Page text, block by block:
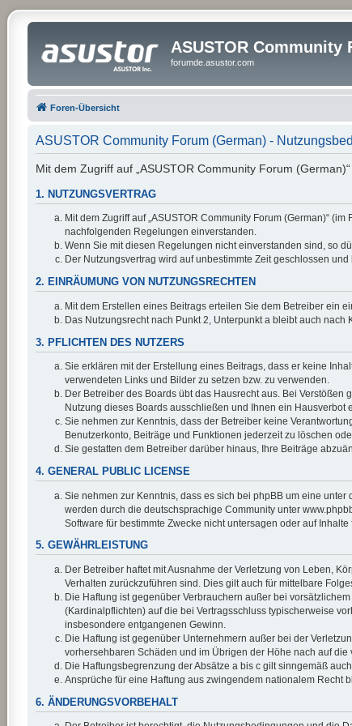
ASUSTOR Community
forumde.asustor.com
Foren-Übersicht
ASUSTOR Community Forum (German) -
Mit dem Zugriff auf „ASUSTOR Community Forum
1. NUTZUNGSVERTRAG
Mit dem Zugriff auf „ASUSTOR Community Forum (German)“
nachfolgenden Regelungen einverstanden.
Wenn Sie mit diesen Regelungen nicht einverstanden sind, so
Der Nutzungsvertrag wird auf unbestimmte Zeit geschlossen
2. EINRÄUMUNG VON NUTZUNGSRECHTEN
Mit dem Erstellen eines Beitrags erteilen Sie dem Betreiber ein
Das Nutzungsrecht nach Punkt 2, Unterpunkt a bleibt auch
3. PFLICHTEN DES NUTZERS
Sie erklären mit der Erstellung eines Beitrags, dass er keine
verwendeten Links und Bilder zu setzen bzw. zu verwenden.
Der Betreiber des Boards übt das Hausrecht aus. Bei
Nutzung dieses Boards ausschließen und Ihnen ein Hausverbot
Sie nehmen zur Kenntnis, dass der Betreiber keine
Benutzerkonto, Beiträge und Funktionen jederzeit zu löschen
Sie gestatten dem Betreiber darüber hinaus, Ihre Beiträge
4. GENERAL PUBLIC LICENSE
Sie nehmen zur Kenntnis, dass es sich bei phpBB um eine unter
werden durch die deutschsprachige Community unter
Software für bestimmte Zwecke nicht untersagen oder auf Inhalte
5. GEWÄHRLEISTUNG
Der Betreiber haftet mit Ausnahme der Verletzung von Leben,
Verhalten zurückzuführen sind. Dies gilt auch für mittelbare
Die Haftung ist gegenüber Verbrauchern außer bei
(Kardinalpflichten) auf die bei Vertragsschluss typischerweise
insbesondere entgangenen Gewinn.
Die Haftung ist gegenüber Unternehmern außer bei der
vorhersehbaren Schäden und im Übrigen der Höhe nach auf
Die Haftungsbegrenzung der Absätze a bis c gilt sinngemäß
Ansprüche für eine Haftung aus zwingendem nationalem Recht
6. ÄNDERUNGSVORBEHALT